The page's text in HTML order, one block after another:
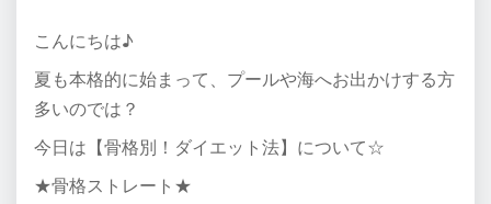
こんにちは♪
夏も本格的に始まって、プールや海へお出かけする方
多いのでは？
今日は【骨格別！ダイエット法】について☆
★骨格ストレート★